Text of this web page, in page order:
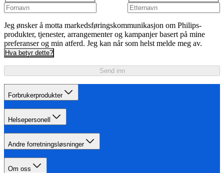
Jeg ønsker å motta markedsføringskommunikasjon om Philips-
produkter, tjenester, arrangementer og kampanjer basert på mine
preferanser og min atferd. Jeg kan når som helst melde meg av.
Hva betyr dette?
Send inn
Forbrukerprodukter
Helsepersonell
Andre forretningsløsninger
Om oss